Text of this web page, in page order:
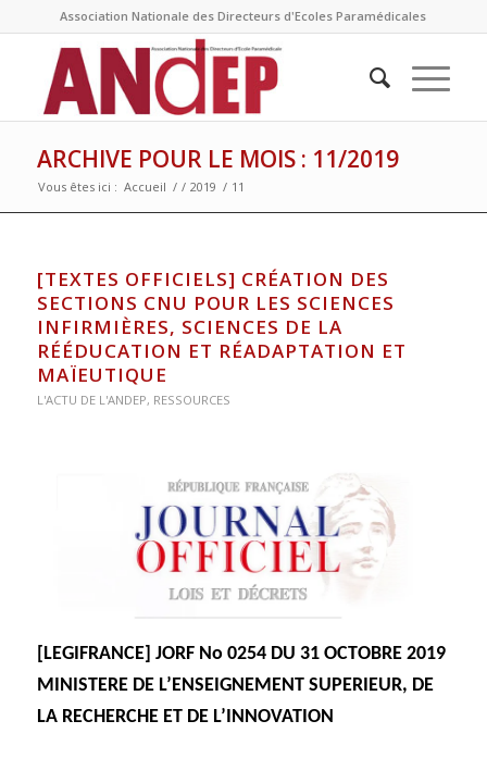
Association Nationale des Directeurs d'Ecoles Paramédicales
ARCHIVE POUR LE MOIS : 11/2019
Vous êtes ici : Accueil / / 2019 / 11
[TEXTES OFFICIELS] CRÉATION DES
SECTIONS CNU POUR LES SCIENCES
INFIRMIÈRES, SCIENCES DE LA
RÉÉDUCATION ET RÉADAPTATION ET
MAÏEUTIQUE
L'ACTU DE L'ANDEP, RESSOURCES
[LEGIFRANCE] JORF No 0254 DU 31 OCTOBRE 2019
MINISTERE DE L’ENSEIGNEMENT SUPERIEUR, DE
LA RECHERCHE ET DE L’INNOVATION